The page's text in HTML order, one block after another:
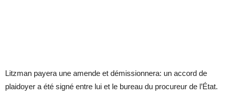
Litzman payera une amende et démissionnera: un accord de
plaidoyer a été signé entre lui et le bureau du procureur de l’État.